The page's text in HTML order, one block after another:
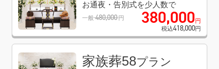
お通夜・告別式を少人数で
一般480,000 円 380,000 円
税込418,000円
家族葬58プラン